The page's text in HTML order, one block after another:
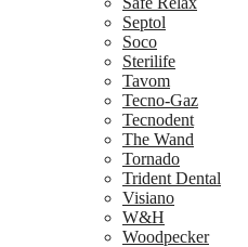
Septol
Soco
Sterilife
Tavom
Tecno-Gaz
Tecnodent
The Wand
Tornado
Trident Dental
Visiano
W&H
Woodpecker